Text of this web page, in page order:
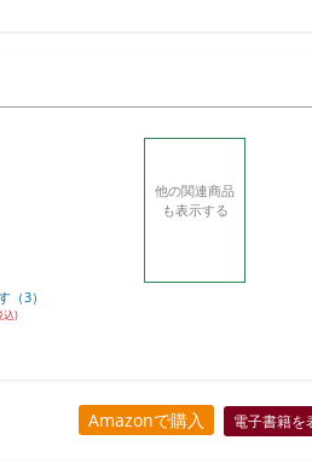
（3）
込)
他の関連商品
も表示する
Amazonで購入 電子書籍を